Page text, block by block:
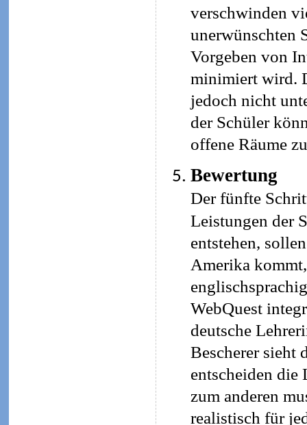
verschwinden
unerwünschten
Vorgeben von
minimiert wird.
jedoch nicht
der Schüler
offene Räume
Bewertung
Der fünfte
Leistungen der
entstehen,
Amerika
WebQuest
deutsche
Bescherer sieht
entscheiden die
zum anderen
realistisch für